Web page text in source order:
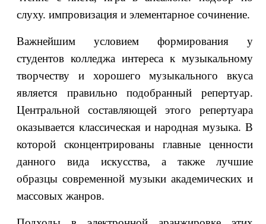
слуху. импровизация и элементарное сочинение.
Важнейшим условием формирования у
студентов колледжа интереса к музыкальному
творчеству и хорошего музыкального вкуса
является правильно подобранный репертуар.
Центральной составляющей этого репертуара
оказывается классическая и народная музыка. В
которой сконцентрированы главные ценности
данного вида искусства, а также лучшие
образцы современной музыки академических и
массовых жанров.